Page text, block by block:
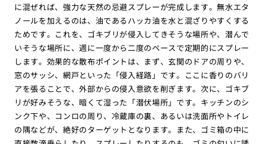
に混ぜれば、強力な天然の忌避スプレーが完成します。無水エタ
ノールを加えるのは、油であるハッカ油を水と混ざりやすくする
ためです。これを、ゴキブリが侵入してきそうな場所や、潜んで
いそうな場所に、週に一度から二度のペースで定期的にスプレー
します。効果的な散布ポイントは、まず、玄関のドアの周りや、
窓のサッシ、網戸といった「侵入経路」です。ここに香りのバリ
アを張ることで、外部からの侵入意欲を削ぎます。次に、ゴキブ
リが好みそうな、暗くて湿った「潜伏場所」です。キッチンのシ
ンク下や、コンロの周り、冷蔵庫の裏、あるいは洗面所やトイレ
の隅などが、絶好のターゲットとなります。また、ゴミ箱の中に